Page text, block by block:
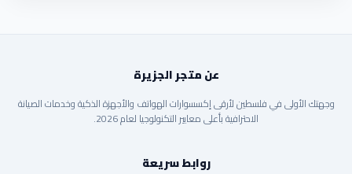
عن متجر الجزيرة
وجهتك الأولى في فلسطين لأرقى إكسسوارات الهواتف والأجهزة الذكية وخدمات الصيانة
الاحترافية بأعلى معايير التكنولوجيا لعام 2026.
روابط سريعة